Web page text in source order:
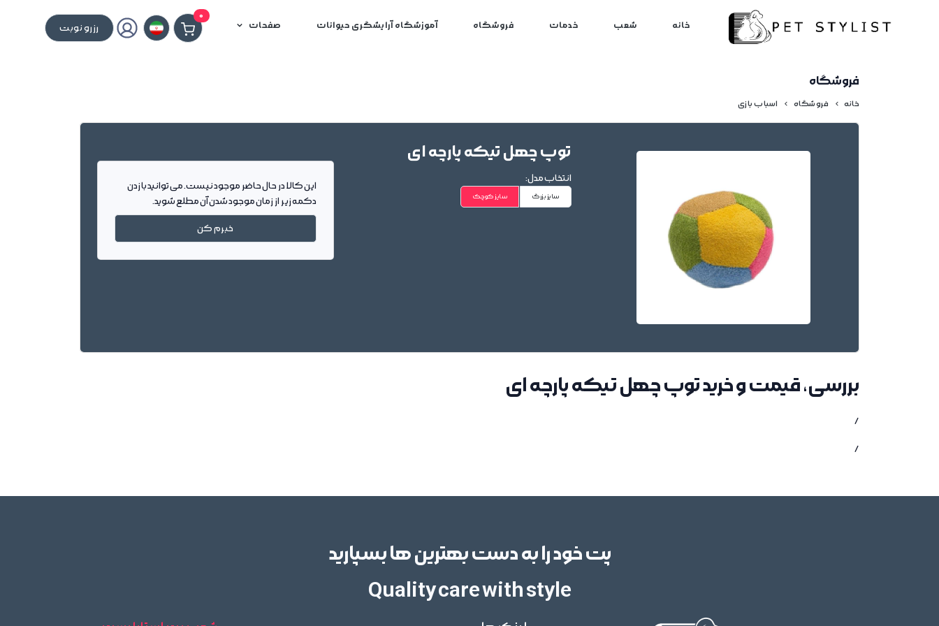
0
رزرو نوبت خانه شعب خدمات فروشگاه آموزشگاه آرایشگری حیوانات صفحات
فروشگاه
خانه فروشگاه اسباب بازی
توپ چهل تیکه پارچه ای
انتخاب مدل:
سایز بزرگ سایز کوچک
این کالا در حال حاضر موجود نیست. می توانید با زدن
دکمه زیر از زمان موجود شدن آن مطلع شوید.
خبرم کن
بررسی، قیمت و خرید توپ چهل تیکه پارچه ای
/
/
پت خود را به دست بهترین ها بسپارید
Quality care with style